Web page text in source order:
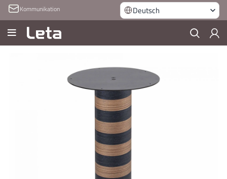
Kommunikation Deutsch